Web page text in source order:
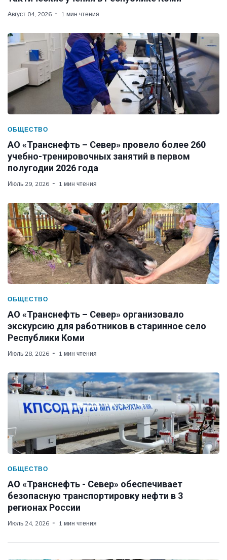
Август 04, 2026 1 мин чтения
ОБЩЕСТВО
АО «Транснефть – Север» провело более 260
учебно-тренировочных занятий в первом
полугодии 2026 года
Июль 29, 2026 1 мин чтения
ОБЩЕСТВО
АО «Транснефть – Север» организовало
экскурсию для работников в старинное село
Республики Коми
Июль 28, 2026 1 мин чтения
ОБЩЕСТВО
АО «Транснефть - Север» обеспечивает
безопасную транспортировку нефти в 3
регионах России
Июль 24, 2026 1 мин чтения